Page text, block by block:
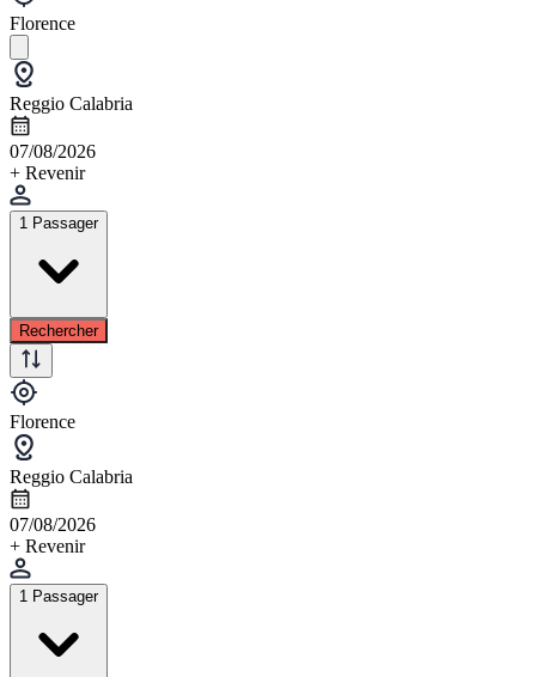
Florence
Reggio Calabria
07/08/2026
+ Revenir
1 Passager
Rechercher
Florence
Reggio Calabria
07/08/2026
+ Revenir
1 Passager